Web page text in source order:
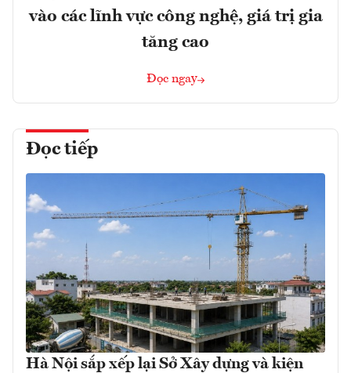
vào các lĩnh vực công nghệ, giá trị gia
tăng cao
Đọc ngay
Đọc tiếp
Hà Nội sắp xếp lại Sở Xây dựng và kiện